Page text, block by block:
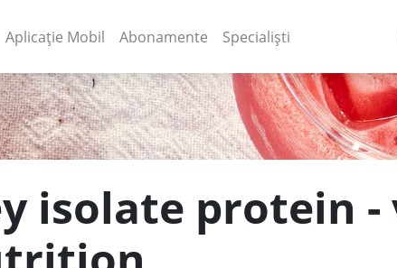
(current)
Aplicație Mobil (current)
Abonamente Specialiști
isolate protein